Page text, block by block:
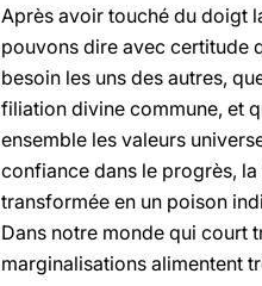
Après avoir touché du doigt
pouvons dire avec certitude
besoin les uns des autres,
filiation divine commune, et
ensemble les valeurs
confiance dans le progrès,
transformée en un poison
Dans notre monde qui court
marginalisations alimentent